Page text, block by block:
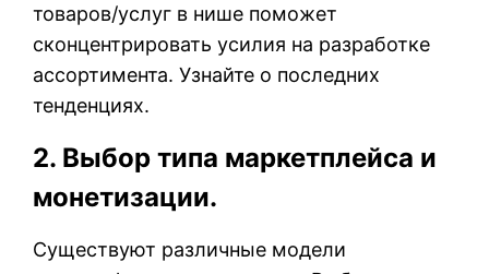
товаров/услуг в нише поможет
сконцентрировать усилия на разработке
ассортимента. Узнайте о последних
тенденциях.
2. Выбор типа маркетплейса и
монетизации.
Существуют различные модели